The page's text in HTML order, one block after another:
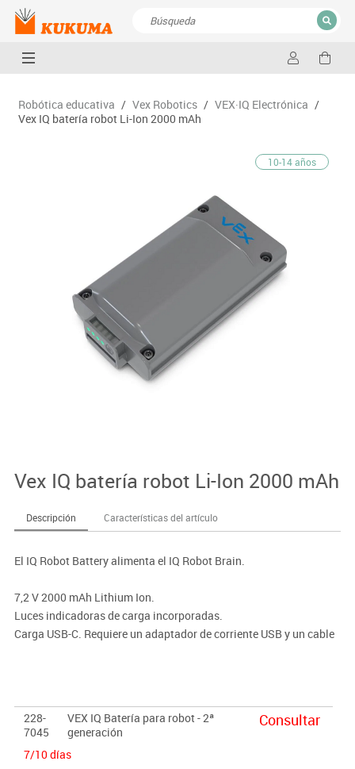
CERRAR
Robótica educativa / Vex Robotics / VEX·IQ Electrónica /
Vex IQ batería robot Li-Ion 2000 mAh
10-14 años
Vex IQ batería robot Li-Ion 2000 mAh
Descripción Características del artículo
El IQ Robot Battery alimenta el IQ Robot Brain.
7,2 V 2000 mAh Lithium Ion.
Luces indicadoras de carga incorporadas.
Carga USB-C. Requiere un adaptador de corriente USB y un cable
228-
7045
VEX IQ Batería para robot - 2ª
generación
7/10 días
Consultar